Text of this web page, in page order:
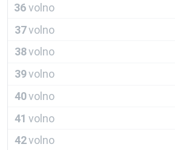
36volno
37volno
38volno
39volno
40volno
41 volno
42volno